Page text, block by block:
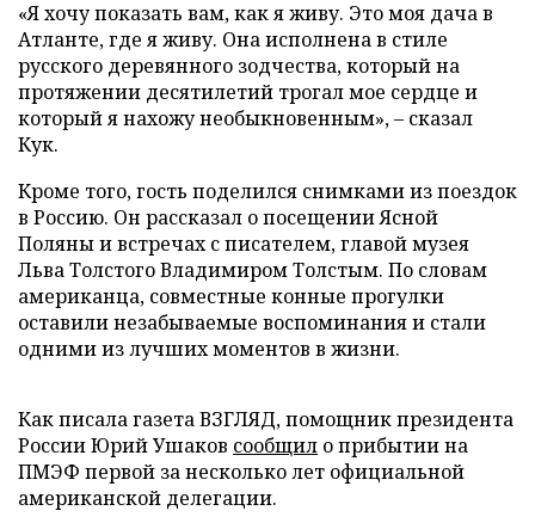
«Я хочу показать вам, как я живу. Это моя дача в
Атланте, где я живу. Она исполнена в стиле
русского деревянного зодчества, который на
протяжении десятилетий трогал мое сердце и
который я нахожу необыкновенным», – сказал
Кук.
Кроме того, гость поделился снимками из поездок
в Россию. Он рассказал о посещении Ясной
Поляны и встречах с писателем, главой музея
Льва Толстого Владимиром Толстым. По словам
американца, совместные конные прогулки
оставили незабываемые воспоминания и стали
одними из лучших моментов в жизни.
Как писала газета ВЗГЛЯД, помощник президента
России Юрий Ушаков сообщил о прибытии на
ПМЭФ первой за несколько лет официальной
американской делегации.